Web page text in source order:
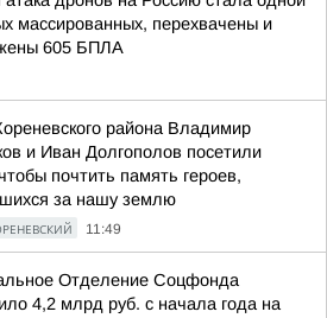
массированных, перехвачены и
605 БПЛА
района Владимир
и Иван Долгополов посетили
почтить память героев,
за нашу землю
11:49
Отделение Соцфонда
4,2 млрд руб. с начала года на